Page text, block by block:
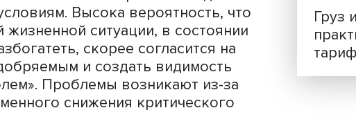
в финансовые рынки для
понимая, как они действуют, часто не
той самой прибыли, но и ради того, чтобы
успешность или ее видимость.
и/или
достижении успеха новичками рынка